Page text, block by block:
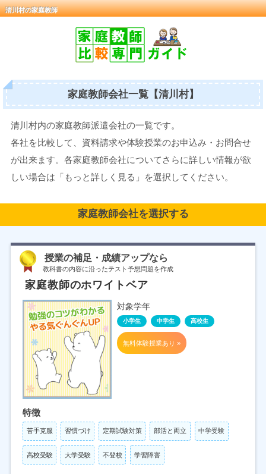
清川村の家庭教師
家庭教師会社一覧【清川村】
清川村内の家庭教師派遣会社の一覧です。
各社を比較して、資料請求や体験授業のお申込み・お問合せ
が出来ます。各家庭教師会社についてさらに詳しい情報が欲
しい場合は「もっと詳しく見る」を選択してください。
家庭教師会社を選択する
授業の補足・成績アップなら
教科書の内容に沿ったテスト予想問題を作成
家庭教師のホワイトベア
対象学年
小学生 中学生 高校生
無料体験授業あり »
特徴
苦手克服 習慣づけ 定期試験対策 部活と両立 中学受験
高校受験 大学受験 不登校 学習障害